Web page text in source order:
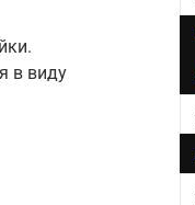
в виду